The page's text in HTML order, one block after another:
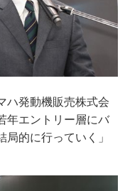
ハ発動機販売株式会
年エントリー層にバ
的に行っていく」